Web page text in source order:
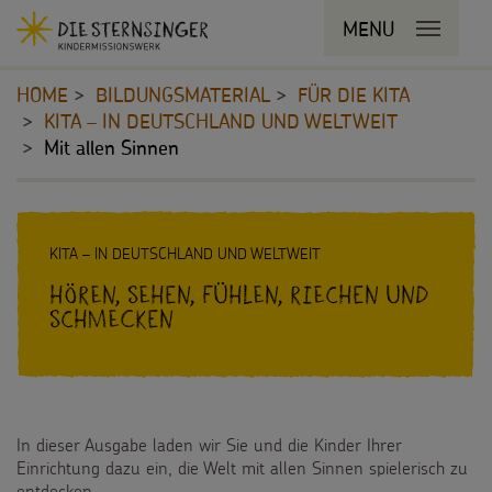
Navigationsabkürzungen
Seiteninhalt
Zur
Hauptnavigation
Zur
Suche
MENU
MENU SCHLIESSEN
STERNSINGEN
Vorlagen, Lieder, Praktische Hilfen
Sternsinger-Material
Tipps und Anregungen
Fotoausstellung
PROJEKTE
180 Jahre
Umwelt
Bildung
Kinderrechte
BILDUNGSMATERIAL
Für Schulen
Für die Pfarrgemeinde
befinden
sich
hier:
HOME BILDUNGSMATERIAL
FÜR DIE KITA
KITA – IN DEUTSCHLAND UND WELTWEIT
Mit allen Sinnen
Inhalt
KITA – IN DEUTSCHLAND UND WELTWEIT
Hören, sehen, fühlen, riechen und
schmecken
In dieser Ausgabe laden wir Sie und die Kinder Ihrer
Einrichtung dazu ein, die Welt mit allen Sinnen spielerisch zu